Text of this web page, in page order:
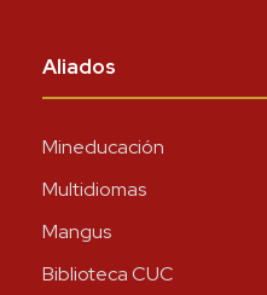
Aliados
Mineducación
Multidiomas
Mangus
Biblioteca CUC